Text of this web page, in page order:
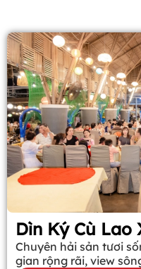
Dìn Ký Cù Lao
Chuyên hải sản tươi
gian rộng rãi, view